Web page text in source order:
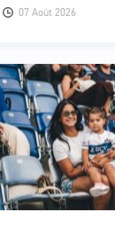
07 Août 2026